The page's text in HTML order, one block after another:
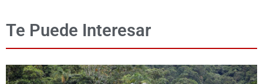
Te Puede Interesar